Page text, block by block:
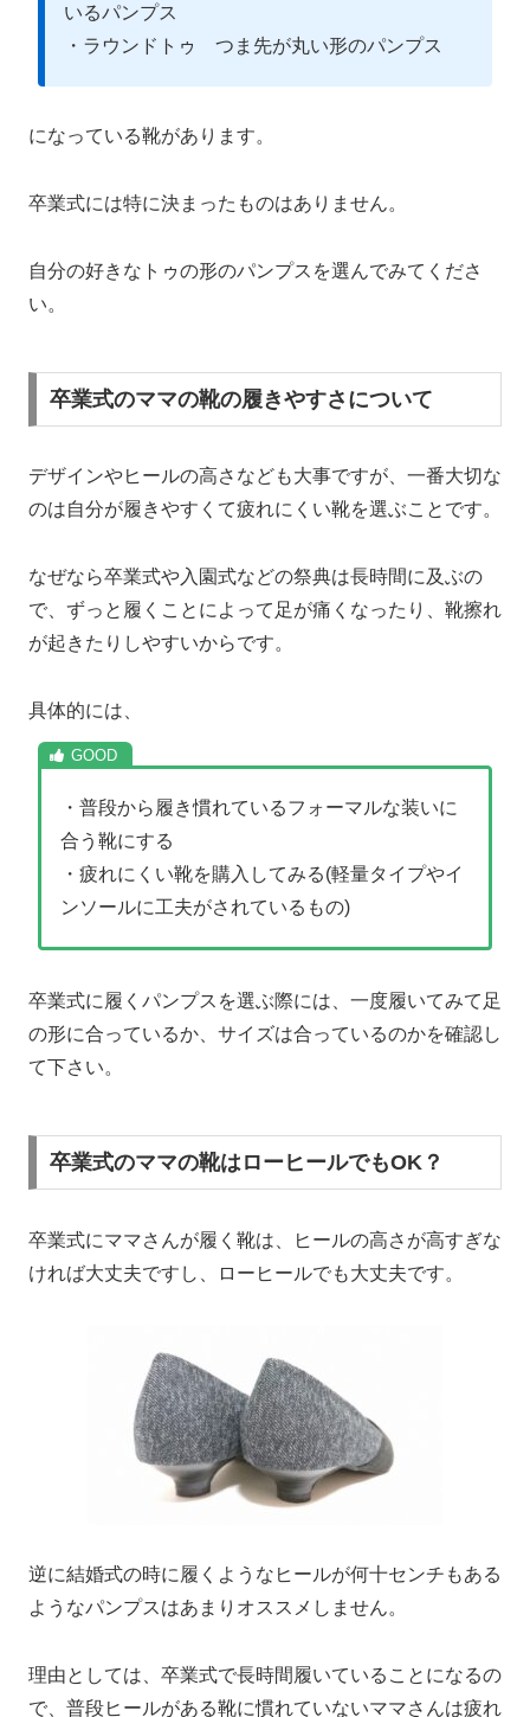
いるパンプス
・ラウンドトゥ つま先が丸い形のパンプス
になっている靴があります。
卒業式には特に決まったものはありません。
自分の好きなトゥの形のパンプスを選んでみてくださ
い。
卒業式のママの靴の履きやすさについて
デザインやヒールの高さなども大事ですが、一番大切な
のは自分が履きやすくて疲れにくい靴を選ぶことです。
なぜなら卒業式や入園式などの祭典は長時間に及ぶの
で、ずっと履くことによって足が痛くなったり、靴擦れ
が起きたりしやすいからです。
具体的には、
・ 普段から履き慣れているフォーマルな装いに
合う靴にする
・疲れにくい靴を購入してみる(軽量タイプやイ
ンソールに工夫がされているもの)
卒業式に履くパンプスを選ぶ際には、一度履いてみて足
の形に合っているか、サイズは合っているのかを確認し
て下さい。
卒業式のママの靴はローヒールでもOK？
卒業式にママさんが履く靴は、ヒールの高さが高すぎな
ければ大丈夫ですし、ローヒールでも大丈夫です。
逆に結婚式の時に履くようなヒールが何十センチもある
ようなパンプスはあまりオススメしません。
理由としては、 卒業式で長時間履いていることになるの
で、普段ヒールがある靴に慣れていないママさんは疲れ